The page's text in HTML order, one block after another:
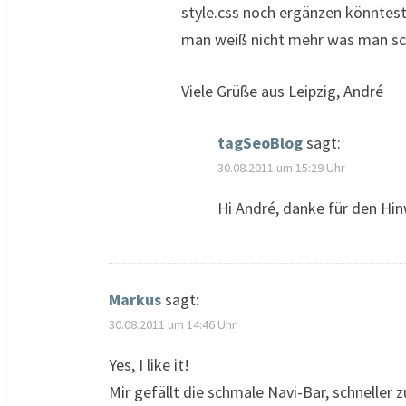
style.css noch ergänzen
man weiß nicht mehr was man
Viele Grüße aus Leipzig, André
tagSeoBlogsagt:
30.08.2011 um 15:29 Uhr
Hi André, danke für den
Markussagt:
30.08.2011 um 14:46 Uhr
Yes, I like it!
Mir gefällt die schmale Navi-Bar, schneller